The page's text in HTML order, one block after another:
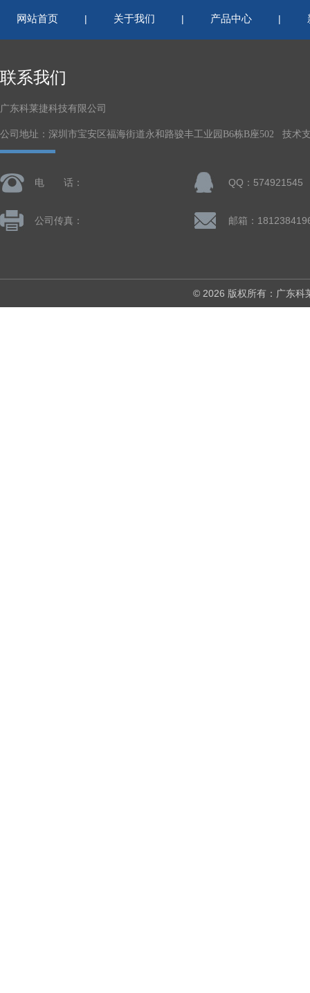
网站首页 | 关于我们 | 产品中心 |
联系我们
广东科莱捷科技有限公司
公司地址：深圳市宝安区福海街道永和路骏丰工业园B6栋B座502 技术
电 话： QQ：574921545
公司传真：
© 2026 版权所有：广东